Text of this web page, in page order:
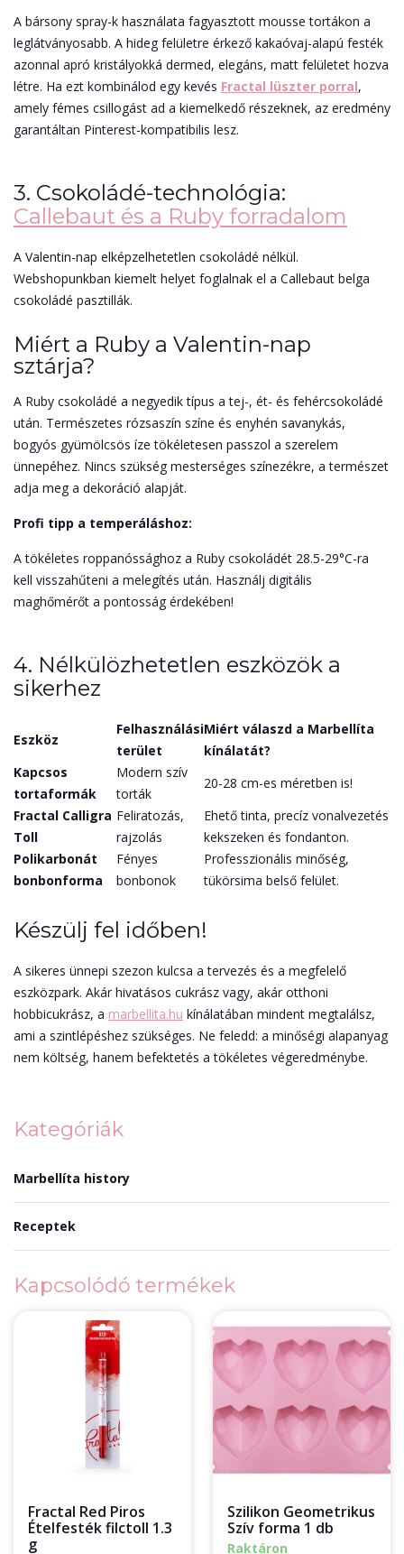
A bársony spray-k használata fagyasztott mousse tortákon a
leglátványosabb. A hideg felületre érkező kakaóvaj-alapú festék
azonnal apró kristályokká dermed, elegáns, matt felületet hozva
létre. Ha ezt kombinálod egy kevés Fractal lüszter porral,
amely fémes csillogást ad a kiemelkedő részeknek, az eredmény
garantáltan Pinterest-kompatibilis lesz.
3. Csokoládé-technológia:
Callebaut és a Ruby forradalom
A Valentin-nap elképzelhetetlen csokoládé nélkül.
Webshopunkban kiemelt helyet foglalnak el a Callebaut belga
csokoládé pasztillák.
Miért a Ruby a Valentin-nap
sztárja?
A Ruby csokoládé a negyedik típus a tej-, ét- és fehércsokoládé
után. Természetes rózsaszín színe és enyhén savanykás,
bogyós gyümölcsös íze tökéletesen passzol a szerelem
ünnepéhez. Nincs szükség mesterséges színezékre, a természet
adja meg a dekoráció alapját.
Profi tipp a temperáláshoz:
A tökéletes roppanóssághoz a Ruby csokoládét 28.5-29°C-ra
kell visszahűteni a melegítés után. Használj digitális
maghőmérőt a pontosság érdekében!
4. Nélkülözhetetlen eszközök a
sikerhez
Eszköz
Felhasználási
terület
Miért válaszd a Marbellíta
kínálatát?
Kapcsos
tortaformák
Modern szív
torták
20-28 cm-es méretben is!
Fractal Calligra
Toll
Feliratozás,
rajzolás
Ehető tinta, precíz vonalvezetés
kekszeken és fondanton.
Polikarbonát
bonbonforma
Fényes
bonbonok
Professzionális minőség,
tükörsima belső felület.
Készülj fel időben!
A sikeres ünnepi szezon kulcsa a tervezés és a megfelelő
eszközpark. Akár hivatásos cukrász vagy, akár otthoni
hobbicukrász, a marbellita.hu kínálatában mindent megtalálsz,
ami a szintlépéshez szükséges. Ne feledd: a minőségi alapanyag
nem költség, hanem befektetés a tökéletes végeredménybe.
Kategóriák
Marbellíta history
Receptek
Kapcsolódó termékek
Fractal Red Piros
Ételfesték filctoll 1.3
g
Szilikon Geometrikus
Szív forma 1 db
Raktáron